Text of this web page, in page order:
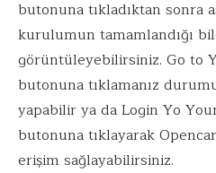
butonuna tıkladıktan sonra
kurulumun tamamlandığı
görüntüleyebilirsiniz. Go to
butonuna tıklamanız
yapabilir ya da Login Yo
butonuna tıklayarak
erişim sağlayabilirsiniz.